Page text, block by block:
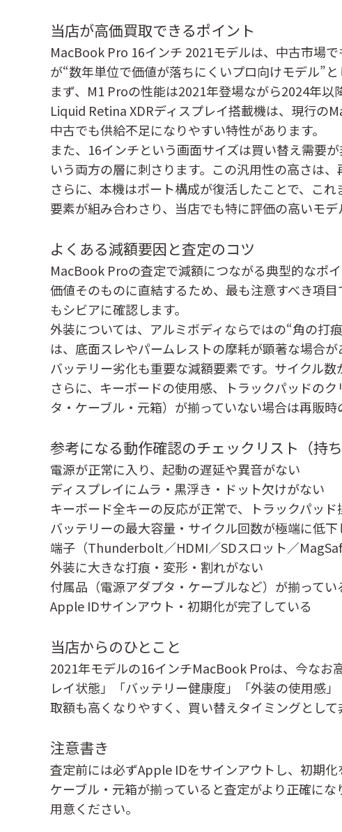
当店が高価買取できるポイント
MacBook Pro 16インチ 2021モデルは、中古市場
が“数年単位で価値が落ちにくいプロ向けモデル”と
まず、M1 Proの性能は2021年登場ながら2024年
Liquid Retina XDRディスプレイ搭載機は、現行の
中古でも供給不足になりやすい特性があります。
また、16インチという画面サイズは買い替え需要
いう両方の層に刺さります。この汎用性の高さは、
さらに、本機はポート構成が復活したことで、こ
要素が組み合わさり、当店でも特に評価の高いモデ
よくある減額要因と査定のコツ
MacBook Proの査定で減額につながる典型的なポ
価値そのものに直結するため、最も注意すべき項
もシビアに確認します。
外装については、アルミボディならではの“角の打
は、底面スレやパームレストの摩耗が顕著な場合が
バッテリー劣化も重要な減額要素です。サイクル
さらに、キーボードの使用感、トラックパッドの
タ・ケーブル・元箱）が揃っていない場合は再販
参考になる動作確認のチェックリスト（持ち
電源が正常に入り、起動の遅延や異音がない
ディスプレイにムラ・黒浮き・ドット欠けがない
キーボード全キーの反応が正常で、トラックパッ
バッテリーの最大容量・サイクル回数が極端に低下
端子（Thunderbolt／HDMI／SDスロット／
外装に大きな打痕・変形・割れがない
付属品（電源アダプタ・ケーブルなど）が揃ってい
Apple IDサインアウト・初期化が完了している
当店からのひとこと
2021年モデルの16インチMacBook Proは、今なお
レイ状態」「バッテリー健康度」「外装の使用感
取額も高くなりやすく、買い替えタイミングとして
注意書き
査定前には必ずApple IDをサインアウトし、初期
ケーブル・元箱が揃っていると査定がより正確に
用意ください。